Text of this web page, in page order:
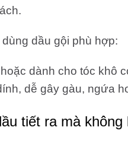
dầu gội phù hợp:
dành cho tóc khô
dễ gây gàu, ngứa
tiết ra mà không